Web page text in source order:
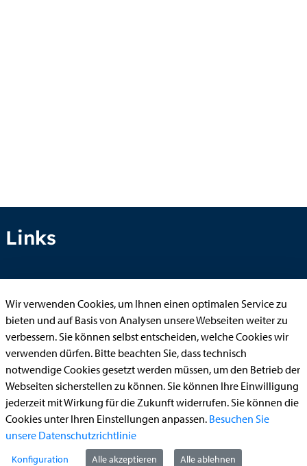
Links
Aufenthaltserlaubnis
Bauantrag
Begleitetes Fahren ab 17 (Erstantrag)
Führerschein (Umtausch)
Reiterplakette (Verlängerungsantrag online)
Ummeldung zugelassenes Fahrzeug
Wir verwenden Cookies, um Ihnen einen optimalen Service zu
bieten und auf Basis von Analysen unsere Webseiten weiter zu
verbessern. Sie können selbst entscheiden, welche Cookies wir
verwenden dürfen. Bitte beachten Sie, dass technisch
notwendige Cookies gesetzt werden müssen, um den Betrieb der
Webseiten sicherstellen zu können. Sie können Ihre Einwilligung
jederzeit mit Wirkung für die Zukunft widerrufen. Sie können die
Cookies unter Ihren Einstellungen anpassen. Besuchen Sie
unsere Datenschutzrichtlinie
Konfiguration Alle akzeptieren Alle ablehnen